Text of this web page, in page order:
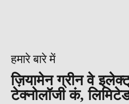
हमारे बारे में
ज़ियामेन ग्रीन वे
टेक्नोलॉजी कं,